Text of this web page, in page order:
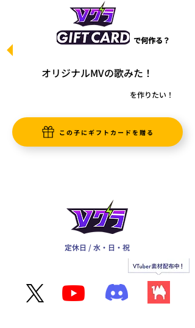
で何作る？
オリジナルMVの歌みた！
を作りたい！
この子にギフトカードを贈る
定休日 / 水・日・祝